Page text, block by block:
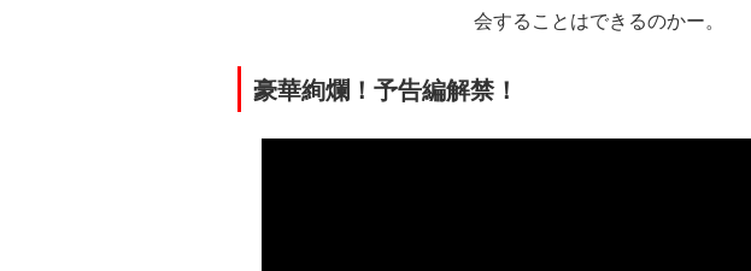
会することはできるのかー。
豪華絢爛！予告編解禁！